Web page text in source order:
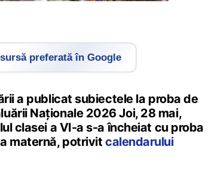
preferată în Google
a publicat subiectele la proba de
Naționale 2026 Joi, 28 mai,
clasei a VI-a s-a încheiat cu proba
maternă, potrivit calendarului